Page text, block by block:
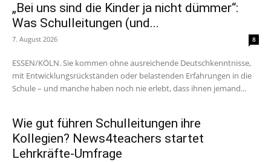
„Bei uns sind die Kinder ja nicht dümmer“:
Was Schulleitungen (und...
7. August 2026 8
ESSEN/KÖLN. Sie kommen ohne ausreichende Deutschkenntnisse,
mit Entwicklungsrückständen oder belastenden Erfahrungen in die
Schule – und manche haben noch nie erlebt, dass ihnen jemand...
Wie gut führen Schulleitungen ihre
Kollegien? News4teachers startet
Lehrkräfte-Umfrage